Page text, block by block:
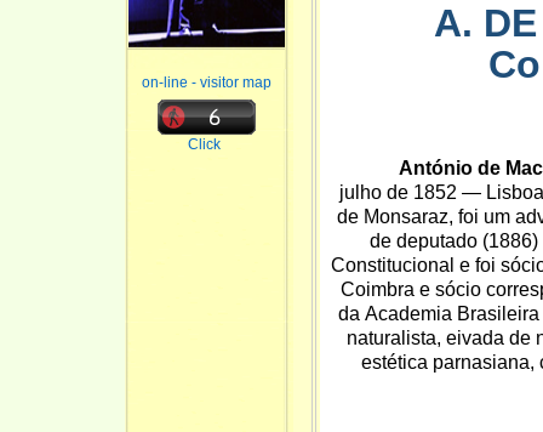
on-line - visitor map
Click
A.
António de
julhode 1852 — Lisboa
de Monsaraz, foi um
de deputado
Constitucional e foi
Coimbra e sócio
da Academia Brasileira
naturalista, eivada de
estética parnasiana,